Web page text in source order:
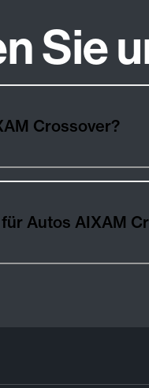
Sie
Crossover?
Autos AIXAM